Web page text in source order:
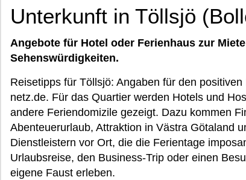
Unterkunft in Töllsjö
Angebote für Hotel oder Ferienhaus zur
Sehenswürdigkeiten.
Reisetipps für Töllsjö: Angaben für den
netz.de. Für das Quartier werden Hotels und
andere Feriendomizile gezeigt. Dazu kommen
Abenteuerurlaub, Attraktion in Västra Götaland
Dienstleistern vor Ort, die die Ferientage
Urlaubsreise, den Business-Trip oder einen
eigene Faust erleben.